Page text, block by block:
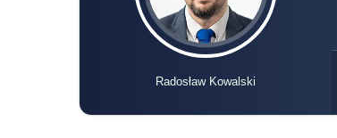
Radosław Kowalski